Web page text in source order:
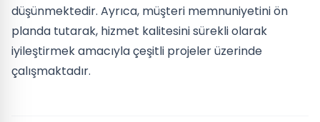
düşünmektedir. Ayrıca, müşteri memnuniyetini ön
planda tutarak, hizmet kalitesini sürekli olarak
iyileştirmek amacıyla çeşitli projeler üzerinde
çalışmaktadır.